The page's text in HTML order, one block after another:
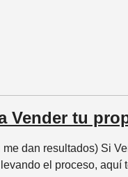
tu
dan resultados) Si
el proceso,